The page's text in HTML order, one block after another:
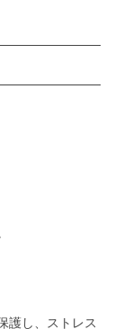
護し、ストレス